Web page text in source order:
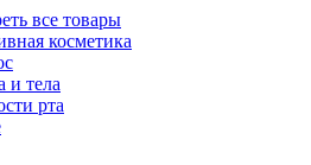
все товары
косметика
и тела
рта